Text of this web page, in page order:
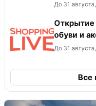
До 31
Открытие
обуви и
До 31
Все